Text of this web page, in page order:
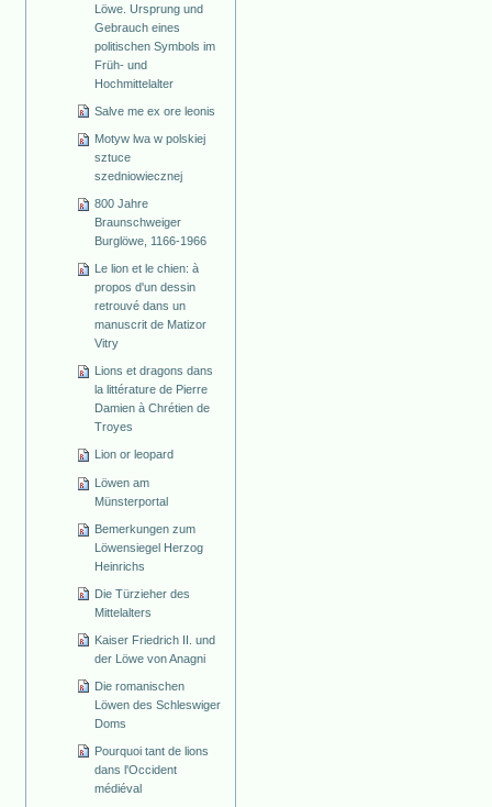
Löwe. Ursprung und
Gebrauch eines
politischen Symbols im
Früh- und
Hochmittelalter
Salve me ex ore leonis
Motyw lwa w polskiej
sztuce
szedniowiecznej
800 Jahre
Braunschweiger
Burglöwe, 1166-1966
Le lion et le chien: à
propos d'un dessin
retrouvé dans un
manuscrit de Matizor
Vitry
Lions et dragons dans
la littérature de Pierre
Damien à Chrétien de
Troyes
Lion or leopard
Löwen am
Münsterportal
Bemerkungen zum
Löwensiegel Herzog
Heinrichs
Die Türzieher des
Mittelalters
Kaiser Friedrich II. und
der Löwe von Anagni
Die romanischen
Löwen des Schleswiger
Doms
Pourquoi tant de lions
dans l'Occident
médiéval